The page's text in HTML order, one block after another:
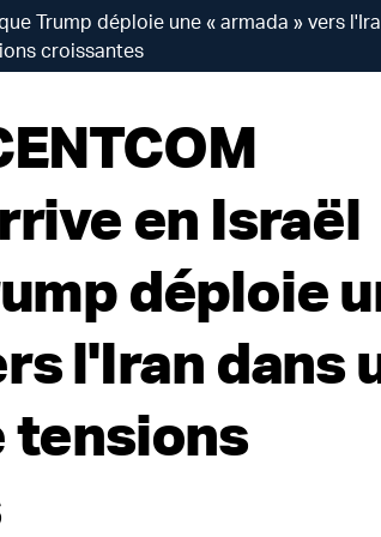
Trump déploie une « armada » vers
croissantes
en Israël
déploie
l'Iran dans
tensions